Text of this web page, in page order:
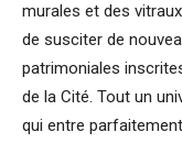
murales et des
de susciter de
patrimoniales
de la Cité. Tout un
qui entre